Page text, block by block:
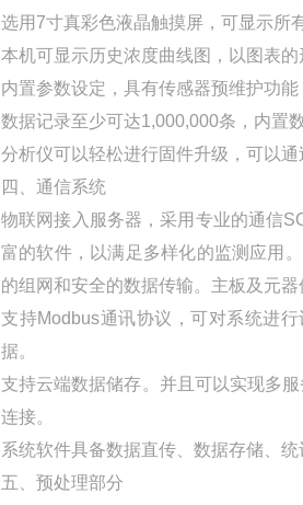
选用7寸真彩色液晶触摸屏，可显示所
本机可显示历史浓度曲线图，以图表
内置参数设定，具有传感器预维护功
数据记录至少可达1,000,000条，内置
分析仪可以轻松进行固件升级，可以
四、通信系统
物联网接入服务器，采用专业的通信
富的软件，以满足多样化的监测应用
的组网和安全的数据传输。主板及元
支持Modbus通讯协议，可对系统进
据。
支持云端数据储存。并且可以实现多
连接。
系统软件具备数据直传、数据存储、
五、预处理部分